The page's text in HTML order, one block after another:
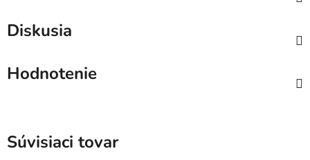
Diskusia
Hodnotenie
Súvisiaci tovar